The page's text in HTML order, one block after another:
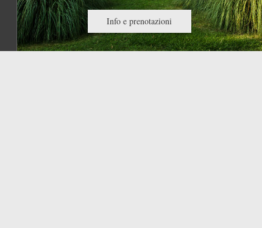
Info e prenotazioni